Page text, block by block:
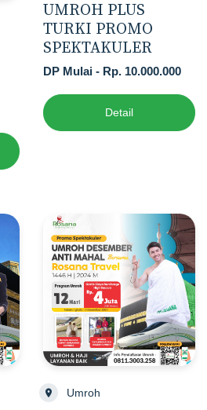
UMROH PLUS
TURKI PROMO
SPEKTAKULER
DP Mulai - Rp. 10.000.000
Detail
Umroh